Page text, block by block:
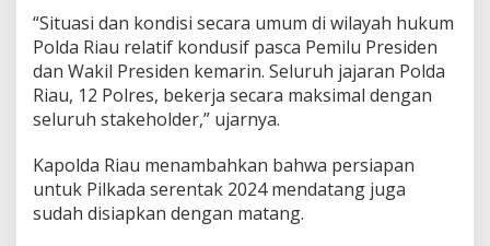
“Situasi dan kondisi secara umum di wilayah hukum
Polda Riau relatif kondusif pasca Pemilu Presiden
dan Wakil Presiden kemarin. Seluruh jajaran Polda
Riau, 12 Polres, bekerja secara maksimal dengan
seluruh stakeholder,” ujarnya.
Kapolda Riau menambahkan bahwa persiapan
untuk Pilkada serentak 2024 mendatang juga
sudah disiapkan dengan matang.